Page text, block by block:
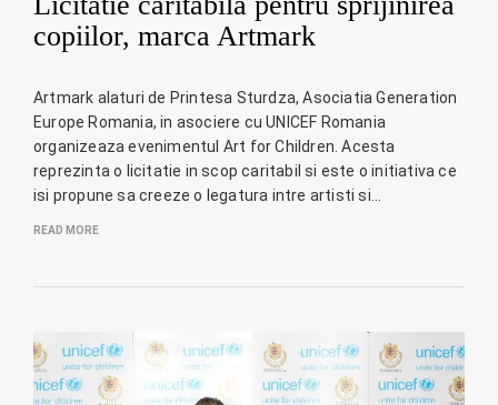
copiilor, marca Artmark
Artmark alaturi de Printesa Sturdza, Asociatia Generation
Europe Romania, in asociere cu UNICEF Romania
organizeaza evenimentul Art for Children. Acesta
reprezinta o licitatie in scop caritabil si este o initiativa ce
isi propune sa creeze o legatura intre artisti si…
READ MORE